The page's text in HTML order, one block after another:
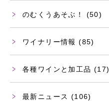
のむくうあそぶ！ (50)
ワイナリー情報 (85)
各種ワインと加工品 (17)
最新ニュース (106)